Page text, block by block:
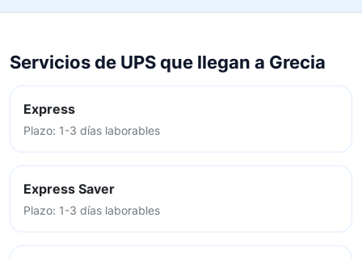
Servicios de UPS que llegan a Grecia
Express
Plazo: 1-3 días laborables
Express Saver
Plazo: 1-3 días laborables